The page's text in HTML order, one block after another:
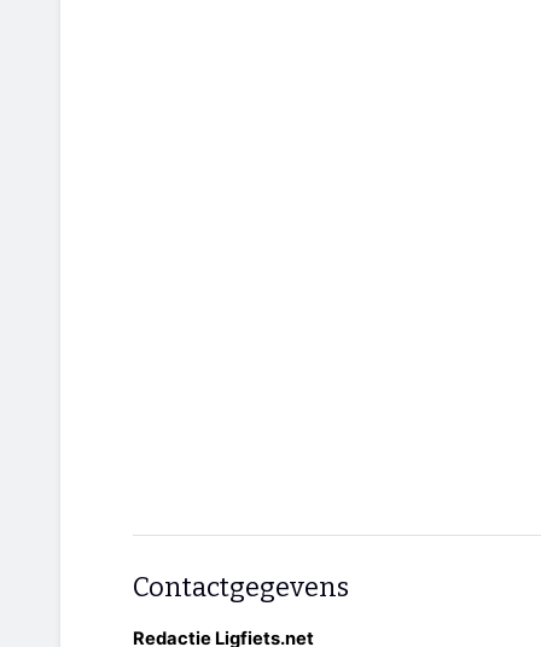
Contactgegevens
Redactie Ligfiets.net